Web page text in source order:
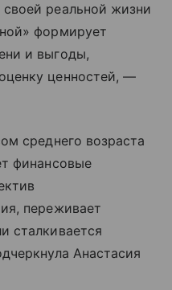
реальной жизни
формирует
и выгоды,
ценностей, —
среднего возраста
финансовые
переживает
сталкивается
Анастасия